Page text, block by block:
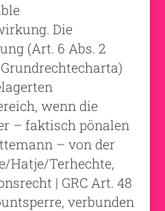
Die
(Art. 6 Abs. 2
wenn die
– faktisch pönalen
– von der
Hatje/Terhechte,
| GRC Art. 48
verbunden